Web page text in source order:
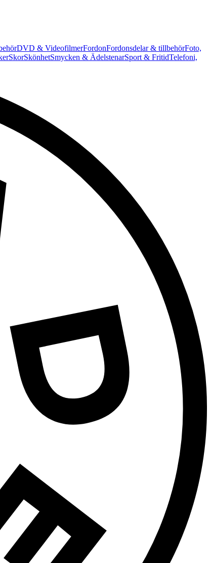
DVD & VideofilmerFordonFordonsdelar & tillbehörFoto,
SkorSkönhetSmycken & ÄdelstenarSport & FritidTelefoni,